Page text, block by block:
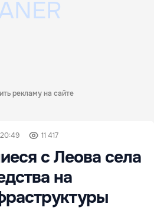
рекламу на сайте
11 417
с Леова села
на